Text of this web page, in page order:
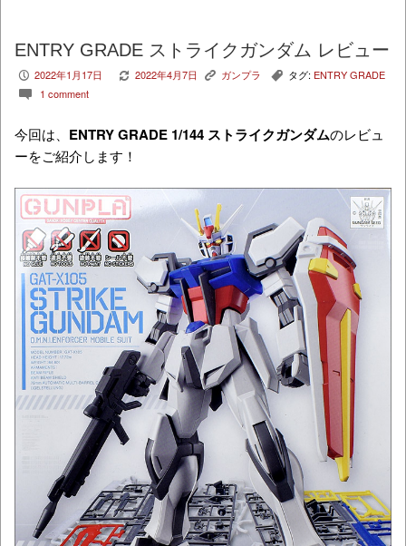
ENTRY GRADE ストライクガンダム レビュー
P 2022年1月17日 V 2022年4月7日 K ガンプラ , タグ: ENTRY GRADE
c 1 comment
今回は、 ENTRY GRADE 1/144 ストライクガンダムのレビュ
ーをご紹介します！